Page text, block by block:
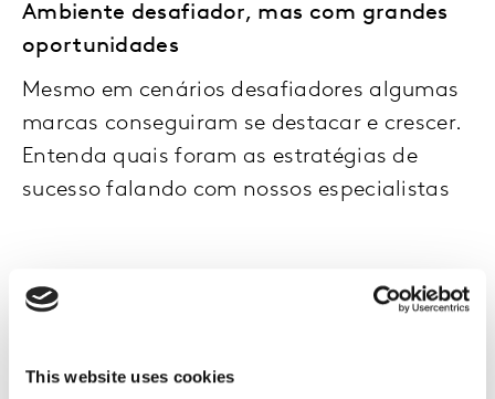
This website uses cookies
Ambiente desafiador, mas com grandes
oportunidades
Mesmo em cenários desafiadores algumas
marcas conseguiram se destacar e crescer.
Entenda quais foram as estratégias de
sucesso falando com nossos especialistas